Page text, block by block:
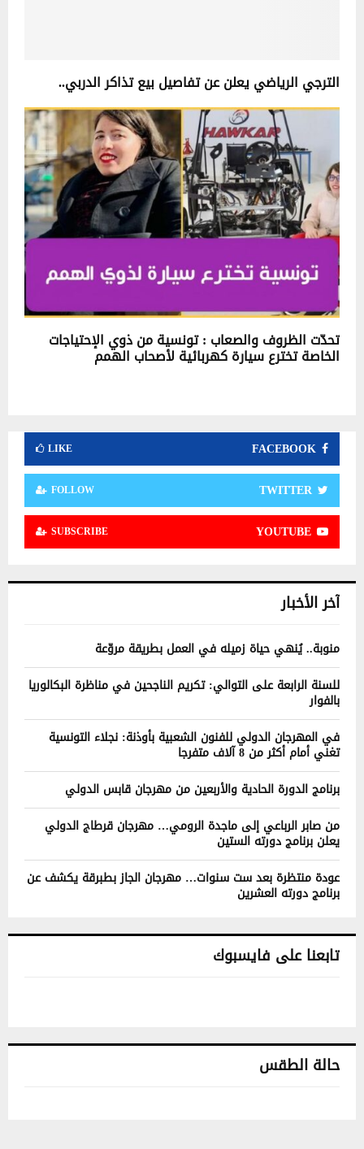
الترجي الرياضي يعلن عن تفاصيل بيع تذاكر الدربي..
تحدّت الظروف والصعاب : تونسية من ذوي الإحتياجات
الخاصة تخترع سيارة كهربائية لأصحاب الهمم
FACEBOOK
LIKE
TWITTER
FOLLOW
YOUTUBE
SUBSCRIBE
آخر الأخبار
منوبة.. يُنهي حياة زميله في العمل بطريقة مروّعة
للسنة الرابعة على التوالي: تكريم الناجحين في مناظرة البكالوريا
بالفوار
في المهرجان الدولي للفنون الشعبية بأوذنة: نجلاء التونسية
تغني أمام أكثر من 8 آلاف متفرجا
برنامج الدورة الحادية والأربعين من مهرجان قابس الدولي
من صابر الرباعي إلى ماجدة الرومي… مهرجان قرطاج الدولي
يعلن برنامج دورته الستين
عودة منتظرة بعد ست سنوات… مهرجان الجاز بطبرقة يكشف عن
برنامج دورته العشرين
تابعنا على فايسبوك
حالة الطقس